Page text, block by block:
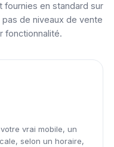
en standard sur
pas de niveaux de vente
fonctionnalité.
vrai mobile, un
selon un horaire,